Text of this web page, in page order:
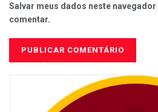
Salvar meus dados neste navegador
comentar.